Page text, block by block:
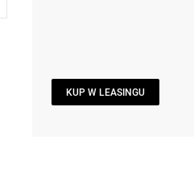
KUP W LEASINGU